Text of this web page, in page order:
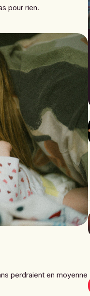
pour rien.
perdraient en moyenne